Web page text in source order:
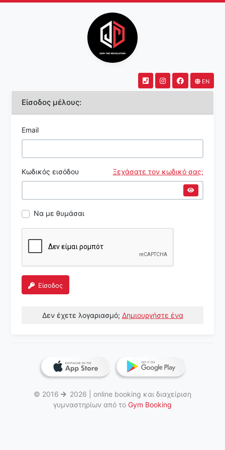
EN
Είσοδος μέλους:
Email
Κωδικός εισόδου Ξεχάσατε τον κωδικό σας;
Να με θυμάσαι
Είσοδος
Δεν έχετε λογαριασμό; Δημιουργήστε ένα
© 2016
2026 | online booking και διαχείριση
γυμναστηρίων από το Gym Booking